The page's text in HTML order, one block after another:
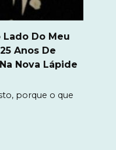
Do Meu
Anos De
Nova Lápide
porque o que